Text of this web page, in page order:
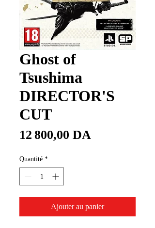
Ghost of
Tsushima
DIRECTOR'S
CUT
12 800,00 DA
Quantité *
Ajouter au panier